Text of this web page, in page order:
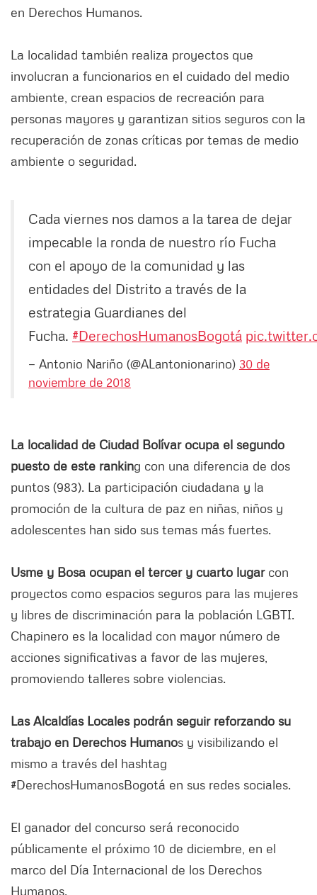
en Derechos Humanos.
La localidad también realiza proyectos que
involucran a funcionarios en el cuidado del medio
ambiente, crean espacios de recreación para
personas mayores y garantizan sitios seguros con la
recuperación de zonas críticas por temas de medio
ambiente o seguridad.
Cada viernes nos damos a la tarea de dejar
impecable la ronda de nuestro río Fucha
con el apoyo de la comunidad y las
entidades del Distrito a través de la
estrategia Guardianes del
Fucha. #DerechosHumanosBogotá
— Antonio Nariño (@ALantonionarino) 30 de
noviembre de 2018
La localidad de Ciudad Bolívar ocupa el segundo
puesto de este ranking con una diferencia de dos
puntos (983). La participación ciudadana y la
promoción de la cultura de paz en niñas, niños y
adolescentes han sido sus temas más fuertes.
Usme y Bosa ocupan el tercer y cuarto lugar con
proyectos como espacios seguros para las mujeres
y libres de discriminación para la población LGBTI.
Chapinero es la localidad con mayor número de
acciones significativas a favor de las mujeres,
promoviendo talleres sobre violencias.
Las Alcaldías Locales podrán seguir reforzando su
trabajo en Derechos Humanos y visibilizando el
mismo a través del hashtag
#DerechosHumanosBogotá en sus redes sociales.
El ganador del concurso será reconocido
públicamente el próximo 10 de diciembre, en el
marco del Día Internacional de los Derechos
Humanos.